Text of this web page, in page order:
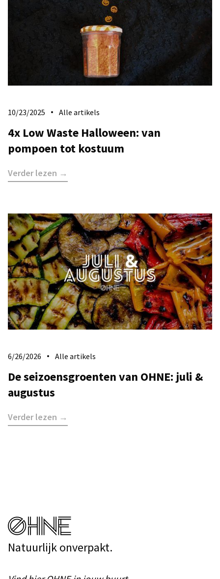
10/23/2025 Alle artikels
4x Low Waste Halloween: van
pompoen tot kostuum
Verder lezen →
6/26/2026 Alle artikels
De seizoensgroenten van OHNE: juli &
augustus
Verder lezen →
Natuurlijk onverpakt.